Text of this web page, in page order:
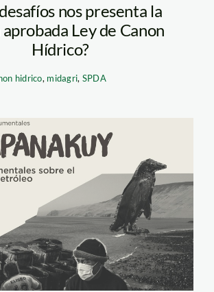
nos presenta la
Ley de Canon
Hídrico?
hidrico, midagri, SPDA
de petroleo